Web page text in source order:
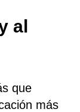
al
que
más